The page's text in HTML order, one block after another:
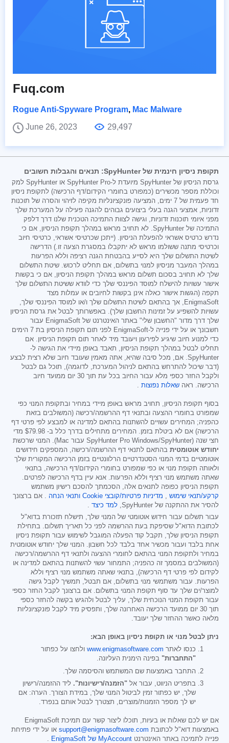
Fuq.com
Rogue Anti-Spyware Program, Mac Malware
June 26, 2023
29,497
תקופת ניסיון חינמית של SpyHunter: תנאים והגבלות חשובים
גרסת הניסיון של SpyHunter מיועדת ל-SpyHunter Pro או SpyHunter למק
וכוללת מספר מכשירים (כמפורט בחומרי הקידום/דף הרכישה) לתקופת ניסיון
חד פעמית של 7 ימים, המציעה פונקציונליות מקיפה לזיהוי והסרה של תוכנות
זדוניות, אמצעי הגנה בעלי ביצועים גבוהים להגנה פעילה על המערכת שלך
מפני איומי תוכנות זדוניות, וגישה לצוות התמיכה הטכנית שלנו דרך דלפק
התמיכה של SpyHunter. לא תחויב מראש במהלך תקופת הניסיון, אם כי
נדרש כרטיס אשראי להפעלת הניסיון. (ייתכן שכרטיסי אשראי, כרטיסי חיוב
וכרטיסי מתנה ששולמו מראש לא יתקבלו במסגרת הצעה זו.) הדרישה
לשיטת התשלום שלך היא לסייע בהבטחת הגנה רציפה וללא הפרעות
במהלך המעבר מניסיון למנוי בתשלום, אם תחליט לרכוש. שיטת התשלום
שלך לא תחויב בסכום תשלום מראש במהלך תקופת הניסיון, אם כי בקשות
אישור עשויות להישלח למוסד הפיננסי שלך כדי לוודא ששיטת התשלום שלך
תקפה (הגשות אישור כאלה אינן בקשות לחיובים או עמלות מצד
EnigmaSoft, אך בהתאם לשיטת התשלום שלך ו/או למוסד הפיננסי שלך,
עשויות להשפיע על זמינות החשבון שלך). באפשרותך לבטל את גרסת הניסיון
שלך דרך מדור "החשבון שלי" באתר האינטרנט של EnigmaSoft עבור
חשבונך או על ידי פנייה ל-EnigmaSoft לפני תום תקופת הניסיון בת 7 הימים
כדי למנוע חיוב שיגיע לפירעון ויעובד מיד לאחר תום תקופת הניסיון. אם
תחליט לבטל במהלך תקופת הניסיון, תאבד באופן מיידי את הגישה ל-
SpyHunter. אם, מכל סיבה שהיא, אתה מאמין שעובד חיוב שלא רצית לבצע
(דבר שיכול להתרחש בהתאם לניהול המערכת, לדוגמה), תוכל גם לבטל
ולקבל החזר כספי מלא עבור החיוב בכל עת תוך 30 יום ממועד חיוב
הרכישה. ראה שאלות נפוצות .
בסוף תקופת הניסיון, תחויב מראש באופן מיידי במחיר ובתקופת המנוי כפי
שמפורט בחומרי ההצעה ובתנאי דף ההרשמה/רכישה (המשולבים בזאת
כהפניה; המחירים עשויים להשתנות בהתאם למדינה או למבצע לפי פרטי דף
הרכישה) אם לא ביטלת בזמן. המחירים מתחילים בדרך כלל ב- $79.98 מדי
חצי שנה (SpyHunter Pro Windows/SpyHunter עבור Mac). המנוי שרכשת
יחודש אוטומטית בהתאם לתנאי דף ההרשמה/רכישה, המספקים חידושים
אוטומטיים בדמי המנוי הסטנדרטיים הרלוונטיים בזמן הרכישה המקורית שלך
ולאותה תקופת מנוי או כפי שמפורט בחומרי הקידום/דף הרכישה, בתנאי
שאתה משתמש מנוי רציף וללא הפרעות. אנא עיין בדף הרכישה לפרטים.
תקופת הניסיון כפופה לתנאים אלה, הסכמתך להסכם רישיון משתמש
קרקע/תנאי שימוש , מדיניות פרטיות/קובצי Cookie ותנאי הנחה . אם ברצונך
להסיר את ההתקנה של SpyHunter,
למד כיצד .
עבור תשלום עבור חידוש אוטומטי של המנוי שלך, תישלח תזכורת בדוא"ל
לכתובת הדוא"ל שסיפקת בעת ההרשמה לפני כל תאריך תשלום. בתחילת
תקופת הניסיון שלך, תקבל קוד הפעלה המוגבל לשימוש עבור תקופת ניסיון
אחת בלבד ועבור מכשיר אחד בלבד לכל חשבון. המנוי שלך יחודש אוטומטית
במחיר ולתקופת המנוי בהתאם לחומרי ההצעה ולתנאי דף ההרשמה/רכישה
(המשולבים במסמך זה כהפניה; התמחור עשוי להשתנות בהתאם למדינה או
לקידום לפי פרטי דף הרכישה), בתנאי שאתה משתמש מנוי רציף וללא
הפרעות. עבור משתמשי מנוי בתשלום, אם תבטל, תמשיך לקבל גישה
למוצר/ים שלך עד סוף תקופת המנוי בתשלום. אם ברצונך לקבל החזר כספי
עבור תקופת המנוי הנוכחית שלך, עליך לבטל ולהגיש בקשה להחזר כספי
תוך 30 יום ממועד הרכישה האחרונה שלך, ותפסיק מיד לקבל פונקציונליות
מלאה כאשר ההחזר שלך יעובד.
ניתן לבטל מנוי או תקופת ניסיון באופן הבא:
כנסו לאתר www.enigmasoftware.com ולחצו על כפתור
"התחברות" בפינה הימנית העליונה.
התחבר באמצעות שם המשתמש והסיסמה שלך.
בתפריט הניווט, עבור אל "הזמנה/רישיונות". ליד ההזמנה/רישיון
שלך, יש כפתור זמין לביטול המנוי שלך, במידת הצורך. הערה: אם
יש לך מספר הזמנות/מוצרים, תצטרך לבטל אותם בנפרד.
אם יש לכם שאלות או בעיות, תוכלו ליצור קשר עם תמיכת EnigmaSoft
באמצעות דוא"ל לכתובת support@enigmasoftware.com או על ידי פתיחת
פנייה לתמיכה באתר האינטרנט MyAccount של EnigmaSoft
.